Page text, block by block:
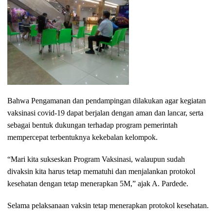
Bahwa Pengamanan dan pendampingan dilakukan agar kegiatan
vaksinasi covid-19 dapat berjalan dengan aman dan lancar, serta
sebagai bentuk dukungan terhadap program pemerintah
mempercepat terbentuknya kekebalan kelompok.
“Mari kita sukseskan Program Vaksinasi, walaupun sudah
divaksin kita harus tetap mematuhi dan menjalankan protokol
kesehatan dengan tetap menerapkan 5M,” ajak A. Pardede.
Selama pelaksanaan vaksin tetap menerapkan protokol kesehatan.